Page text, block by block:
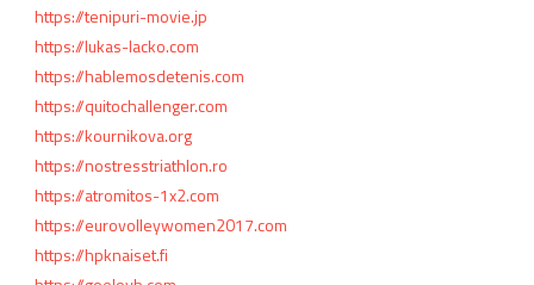
https://tenipuri-movie.jp
https://lukas-lacko.com
https://hablemosdetenis.com
https://quitochallenger.com
https://kournikova.org
https://nostresstriathlon.ro
https://atromitos-1x2.com
https://eurovolleywomen2017.com
https://hpknaiset.fi